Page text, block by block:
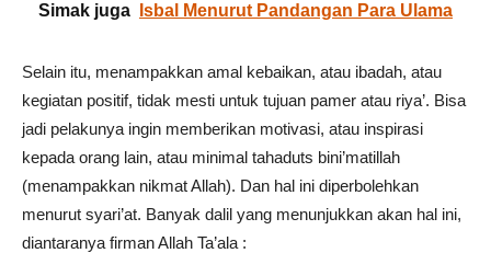
Simak juga Isbal Menurut Pandangan Para Ulama
Selain itu, menampakkan amal kebaikan, atau ibadah, atau
kegiatan positif, tidak mesti untuk tujuan pamer atau riya’. Bisa
jadi pelakunya ingin memberikan motivasi, atau inspirasi
kepada orang lain, atau minimal tahaduts bini’matillah
(menampakkan nikmat Allah). Dan hal ini diperbolehkan
menurut syari’at. Banyak dalil yang menunjukkan akan hal ini,
diantaranya firman Allah Ta’ala :